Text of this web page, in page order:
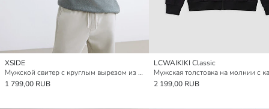
XSIDE
Мужской свитер с круглым вырезом из трикотажа
1 799,00 RUB
LCWAIKIKI Classic
2 199,00 RUB